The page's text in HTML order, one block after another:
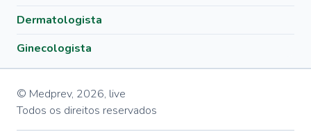
Dermatologista
Ginecologista
© Medprev, 2026, live
Todos os direitos reservados